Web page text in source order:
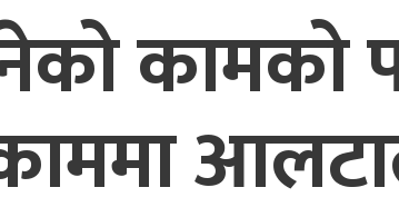
कामको